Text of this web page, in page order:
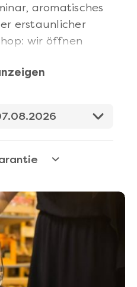
aromatisches
erstaunlicher
wir öffnen
Sie neue Zutaten
in ganz
schenken Sie
voll mit